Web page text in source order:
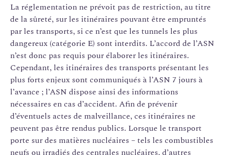
La réglementation ne prévoit pas de restriction, au titre
de la sûreté, sur les itinéraires pouvant être empruntés
par les transports, si ce n’est que les tunnels les plus
dangereux (catégorie E) sont interdits. L’accord de l’ASN
n’est donc pas requis pour élaborer les itinéraires.
Cependant, les itinéraires des transports présentant les
plus forts enjeux sont communiqués à l’ASN 7 jours à
l’avance ; l’ASN dispose ainsi des informations
nécessaires en cas d’accident. Afin de prévenir
d’éventuels actes de malveillance, ces itinéraires ne
peuvent pas être rendus publics. Lorsque le transport
porte sur des matières nucléaires – tels les combustibles
neufs ou irradiés des centrales nucléaires, d’autres